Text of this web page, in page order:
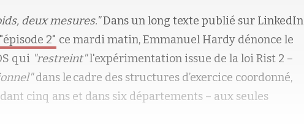
, deux mesures."Dans unlong texte publié sur LinkedIn
"épisode 2" ce mardi matin,Emmanuel Hardy dénonce le
qui "restreint" l'expérimentation issue de la loi Rist 2 –
dans le cadre des structures d’exercice coordonné,
cinq ans et dans six départements – aux seules